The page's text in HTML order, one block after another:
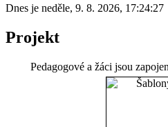
Dnes je neděle, 9. 8. 2026, 17:24:27
Projekt
Pedagogové a žáci jsou